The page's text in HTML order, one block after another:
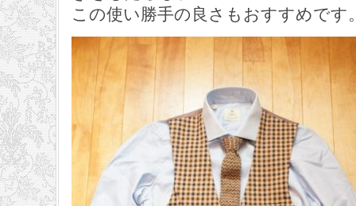
この使い勝手の良さもおすすめです